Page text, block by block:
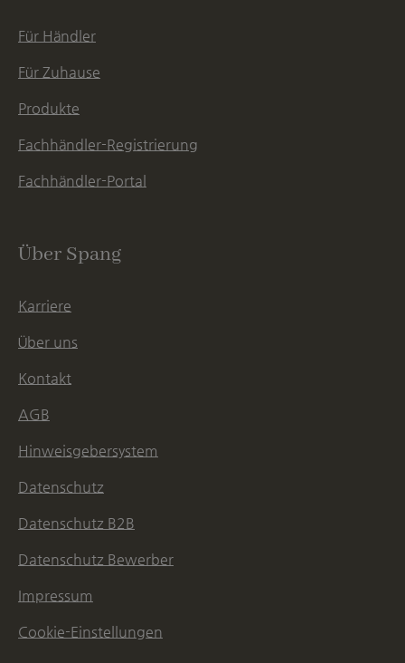
Für Händler
Für Zuhause
Produkte
Fachhändler-Registrierung
Fachhändler-Portal
Über Spang
Karriere
Über uns
Kontakt
AGB
Hinweisgebersystem
Datenschutz
Datenschutz B2B
Datenschutz Bewerber
Impressum
Cookie-Einstellungen